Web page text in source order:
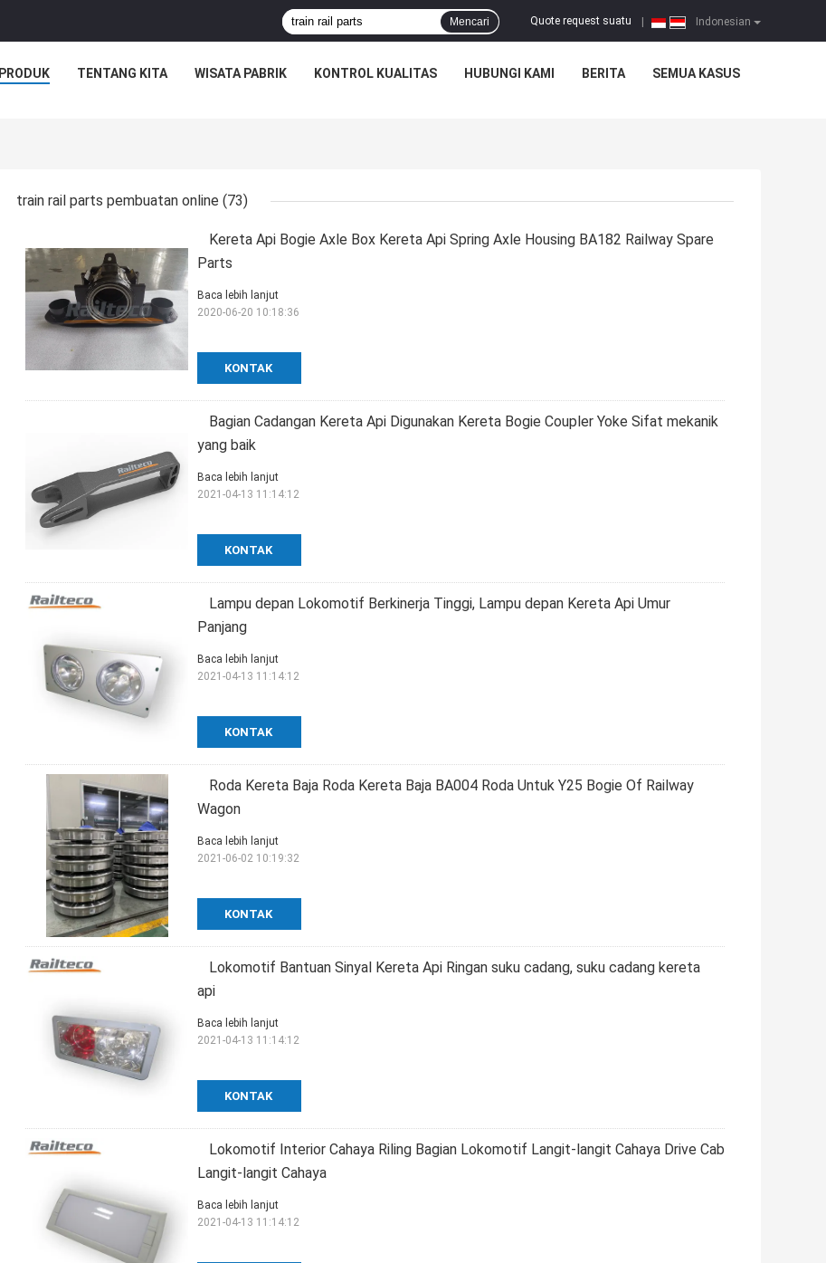
Indonesian
Quote request suatu
Mencari
PRODUK TENTANG KITA WISATA PABRIK KONTROL KUALITAS HUBUNGI KAMI BERITA SEMUA KASUS
train rail parts pembuatan online (73)
Kereta Api Bogie Axle Box Kereta Api Spring Axle Housing BA182 Railway Spare
Parts
KONTAK
Baca lebih lanjut
2020-06-20 10:18:36
Bagian Cadangan Kereta Api Digunakan Kereta Bogie Coupler Yoke Sifat mekanik
yang baik
KONTAK
Baca lebih lanjut
2021-04-13 11:14:12
Lampu depan Lokomotif Berkinerja Tinggi, Lampu depan Kereta Api Umur
Panjang
KONTAK
Baca lebih lanjut
2021-04-13 11:14:12
Roda Kereta Baja Roda Kereta Baja BA004 Roda Untuk Y25 Bogie Of Railway
Wagon
KONTAK
Baca lebih lanjut
2021-06-02 10:19:32
Lokomotif Bantuan Sinyal Kereta Api Ringan suku cadang, suku cadang kereta
api
KONTAK
Baca lebih lanjut
2021-04-13 11:14:12
Lokomotif Interior Cahaya Riling Bagian Lokomotif Langit-langit Cahaya Drive Cab
Langit-langit Cahaya
Baca lebih lanjut
2021-04-13 11:14:12